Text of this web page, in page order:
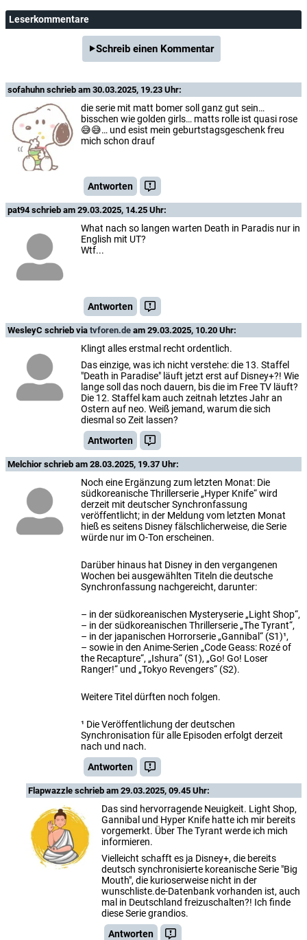
Leserkommentare
Schreib einen Kommentar
sofahuhn schrieb am 30.03.2025, 19.23 Uhr:
die serie mit matt bomer soll ganz gut sein…
bisschen wie golden girls… matts rolle ist quasi rose
😅😅… und esist mein geburtstagsgeschenk freu
mich schon drauf
Antworten
pat94schrieb am 29.03.2025, 14.25 Uhr:
What nach so langen warten Death in Paradis nur in
English mit UT?
Wtf...
Antworten
WesleyC schrieb via tvforen.de am 29.03.2025, 10.20 Uhr:
Klingt alles erstmal recht ordentlich.
Das einzige, was ich nicht verstehe: die 13. Staffel
"Death in Paradise" läuft jetzt erst auf Disney+?! Wie
lange soll das noch dauern, bis die im Free TV läuft?
Die 12. Staffel kam auch zeitnah letztes Jahr an
Ostern auf neo. Weiß jemand, warum die sich
diesmal so Zeit lassen?
Antworten
Melchior schrieb am 28.03.2025, 19.37 Uhr:
Noch eine Ergänzung zum letzten Monat: Die
südkoreanische Thrillerserie „Hyper Knife“ wird
derzeit mit deutscher Synchronfassung
veröffentlicht; in der Meldung vom letzten Monat
hieß es seitens Disney fälschlicherweise, die Serie
würde nur im O-Ton erscheinen.
Darüber hinaus hat Disney in den vergangenen
Wochen bei ausgewählten Titeln die deutsche
Synchronfassung nachgereicht, darunter:
– in der südkoreanischen Mysteryserie „Light Shop“,
– in der südkoreanischen Thrillerserie „The Tyrant“,
– in der japanischen Horrorserie „Gannibal“ (S1)¹,
– sowie in den Anime-Serien „Code Geass: Rozé of
the Recapture“, „Ishura“ (S1), „Go! Go! Loser
Ranger!“ und „Tokyo Revengers“ (S2).
Weitere Titel dürften noch folgen.
¹ Die Veröffentlichung der deutschen
Synchronisation für alle Episoden erfolgt derzeit
nach und nach.
Antworten
Flapwazzle schrieb am 29.03.2025, 09.45 Uhr:
Das sind hervorragende Neuigkeit. Light Shop,
Gannibal und Hyper Knife hatte ich mir bereits
vorgemerkt. Über The Tyrant werde ich mich
informieren.
Vielleicht schafft es ja Disney+, die bereits
deutsch synchronisierte koreanische Serie "Big
Mouth", die kurioserweise nicht in der
wunschliste.de-Datenbank vorhanden ist, auch
mal in Deutschland freizuschalten?! Ich finde
diese Serie grandios.
Antworten